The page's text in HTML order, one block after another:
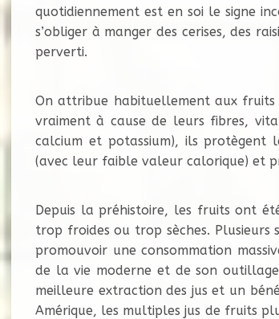
quotidiennement est en soi le signe
s’obliger à manger des cerises, des
perverti.
On attribue habituellement aux fruits
vraiment à cause de leurs fibres,
calcium et potassium), ils protègent
(avec leur faible valeur calorique) et
Depuis la préhistoire, les fruits ont
trop froides ou trop sèches.
promouvoir une consommation
de la vie moderne et de son
meilleure extraction des jus et un
Amérique, les multiples jus de fruits